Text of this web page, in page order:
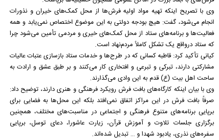
وی با تصریح اینکه تهیه مواد اولیه فرش‌ها از محل کمک‌های خیران و نذورات
انجام می‌شود، گفت: هیچ بودجه دولتی به این موضوع اختصاص نمی‌یابد و همه
فعالیت‌ها و برنامه‌های ستاد از محل کمک‌های خیری و مردمی تأمین می‌شود چرا
که ستاد درواقع یک تشکل کاملاً مردم‌نهاد است.
کیانی تأکید کرد: قاطبه کسانی که در طرح‌ها و خدمات ستاد بازسازی عتبات عالیات
مشارکتی دارند، تبرکی و تبرعی و افتخاری کار می‌کنند و بر طبق عشق و ارادت به
ساحت اهل بیت (ع) قدم به این وادی می‌گذارند.
وی با بیان اینکه کارگاه‌های بافت فرش رویکرد فرهنگی و هنری دارند، توضیح داد:
صرفاً بافت فرش در این مراکز اتفاق نمی‌افتد بلکه این محل‌ها به فضایی برای
برپایی برنامه‌های متنوع فرهنگی و اجتماعی در مناسبت‌های مختلف، همچنین
برگزاری جلسات تلاوت و آموزش قرآن، زیارت عاشورا، دعای توسل، برپایی
سفره‌های نذری، یادبود شهدا و … تبدیل شده‌اند.